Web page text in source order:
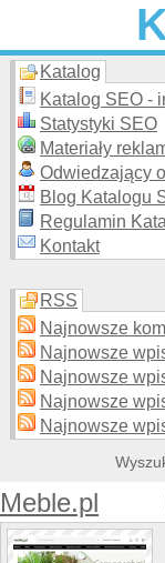
Skuteczna i
Katalog
Katalog SEO -
Statystyki SEO
Materiały
Odwiedzający
Blog Katalogu
Regulamin
Kontakt
RSS
Najnowsze
Najnowsze
Najnowsze
Najnowsze
Najnowsze
Meble.pl